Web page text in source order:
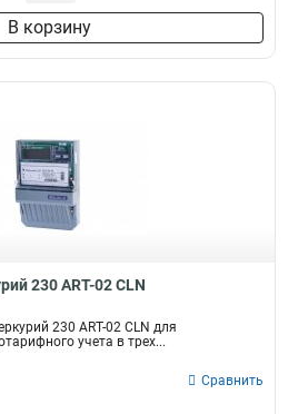
В корзину
230 АRT-02 СLN
230 АRT-02 СLN для
учета в трех...
Сравнить